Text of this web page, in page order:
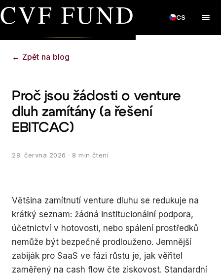
CVF FUND CS
← Zpět na blog
Proč jsou žádosti o venture
dluh zamítány (a řešení
EBITCAC)
28. června 2026 · 8 min čtení
Většina zamítnutí venture dluhu se redukuje na
krátký seznam: žádná institucionální podpora,
účetnictví v hotovosti, nebo spálení prostředků
nemůže být bezpečně prodlouženo. Jemnější
zabiják pro SaaS ve fázi růstu je, jak věřitel
zaměřený na cash flow čte ziskovost. Standardní